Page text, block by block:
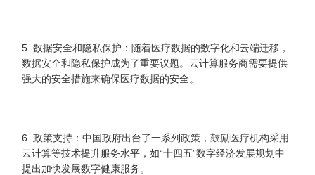
5. 数据安全和隐私保护：随着医疗数据的数字化和云端迁移，
数据安全和隐私保护成为了重要议题。云计算服务商需要提供
强大的安全措施来确保医疗数据的安全。
6. 政策支持：中国政府出台了一系列政策，鼓励医疗机构采用
云计算等技术提升服务水平，如“十四五”数字经济发展规划中
提出加快发展数字健康服务。